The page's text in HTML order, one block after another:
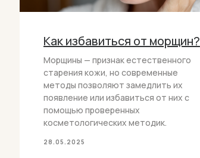
Как избавиться от морщин?
Морщины — признак естественного
старения кожи, но современные
методы позволяют замедлить их
появление или избавиться от них с
помощью проверенных
косметологических методик.
28.05.2025